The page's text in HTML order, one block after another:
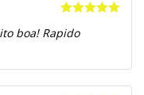
de 5
boa! Rapido